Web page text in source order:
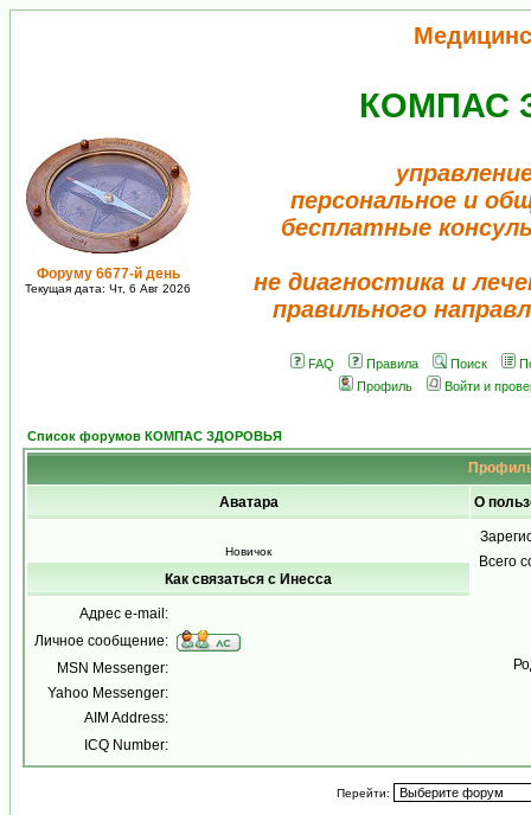
Форуму 6677-й день
Текущая дата: Чт, 6 Авг 2026
КОМПАС
персональное и
бесплатные
не диагностика и
правильного
FAQ Правила Поиск
Профиль
Войти и
Список форумов КОМПАС ЗДОРОВЬЯ
Аватара О
Новичок
Всего
Как связаться с Инесса
Адрес e-mail:
Личное сообщение:
MSN Messenger:
Yahoo Messenger:
AIM Address:
ICQ Number:
Перейти: